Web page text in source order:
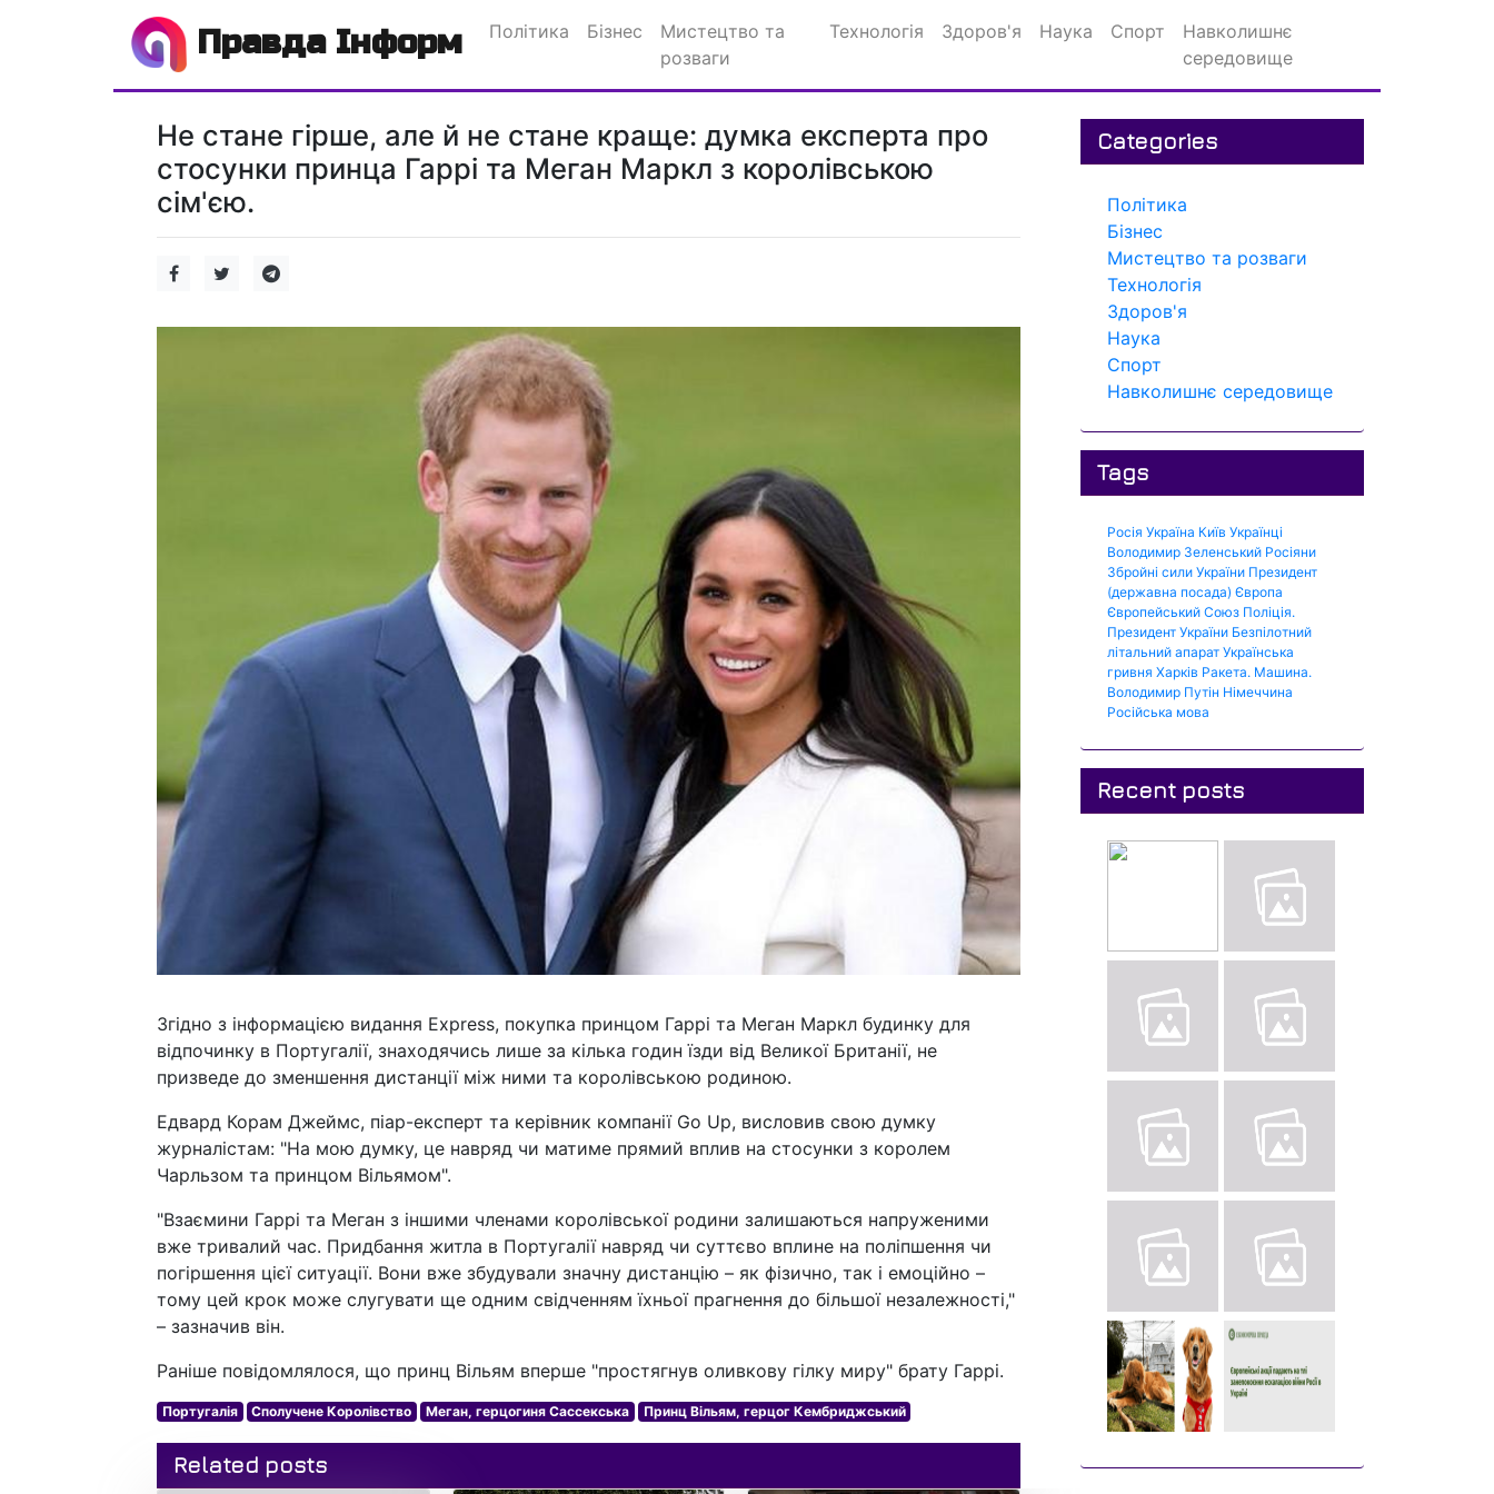
Правда Інформ Політика Бізнес
Мистецтво та
розваги
Технологія Здоров'я Наука Спорт
Навколишнє
середовище
Не стане гірше, але й не стане краще: думка експерта про
стосунки принца Гаррі та Меган Маркл з королівською
сім'єю.
Згідно з інформацією видання Express, покупка принцом Гаррі та Меган Маркл будинку для
відпочинку в Португалії, знаходячись лише за кілька годин їзди від Великої Британії, не
призведе до зменшення дистанції між ними та королівською родиною.
Едвард Корам Джеймс, піар-експерт та керівник компанії Go Up, висловив свою думку
журналістам: "На мою думку, це навряд чи матиме прямий вплив на стосунки з королем
Чарльзом та принцом Вільямом".
"Взаємини Гаррі та Меган з іншими членами королівської родини залишаються напруженими
вже тривалий час. Придбання житла в Португалії навряд чи суттєво вплине на поліпшення чи
погіршення цієї ситуації. Вони вже збудували значну дистанцію – як фізично, так і емоційно –
тому цей крок може слугувати ще одним свідченням їхньої прагнення до більшої незалежності,"
– зазначив він.
Раніше повідомлялося, що принц Вільям вперше "простягнув оливкову гілку миру" брату Гаррі.
Португалія Сполучене Королівство Меган, герцогиня Сассекська Принц Вільям, герцог Кембриджський
Related posts
Categories
Політика
Бізнес
Мистецтво та розваги
Технологія
Здоров'я
Наука
Спорт
Навколишнє середовище
Tags
Росія Україна Київ Українці
Володимир Зеленський Росіяни
Збройні сили України Президент
(державна посада) Європа
Європейський Союз Поліція.
Президент України Безпілотний
літальний апарат Українська
гривня Харків Ракета. Машина.
Володимир Путін Німеччина
Російська мова
Recent posts